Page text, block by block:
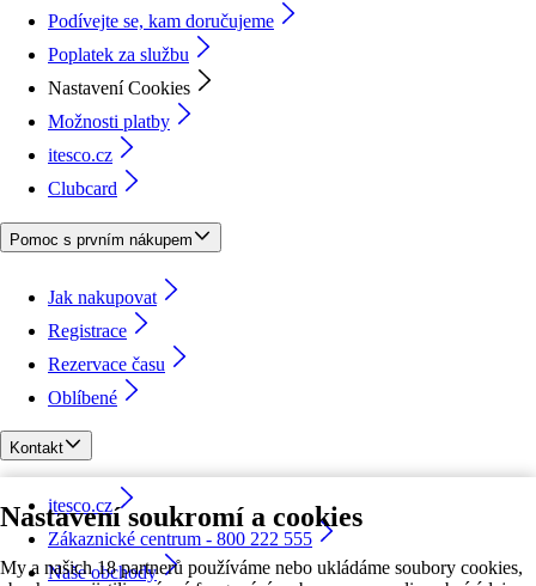
Nastavení soukromí a cookies
My a našich 18 partnerů používáme nebo ukládáme soubory cookies,
Podívejte se, kam doručujeme
Poplatek za službu
Nastavení Cookies
Možnosti platby
itesco.cz
Clubcard
Pomoc s prvním nákupem
Jak nakupovat
Registrace
Rezervace času
Oblíbené
Kontakt
itesco.cz
Zákaznické centrum - 800 222 555
Naše obchody